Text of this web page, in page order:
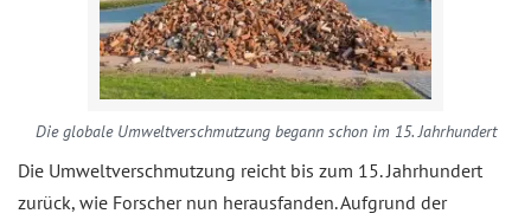
Die globale Umweltverschmutzung begann schon im 15. Jahrhundert
Die Umweltverschmutzung reicht bis zum 15. Jahrhundert
zurück, wie Forscher nun herausfanden. Aufgrund der